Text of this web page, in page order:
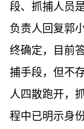
段、抓捕人员
负责人回复郭
终确定，目前
捕手段，但不
人四散跑开，
程中已明示身